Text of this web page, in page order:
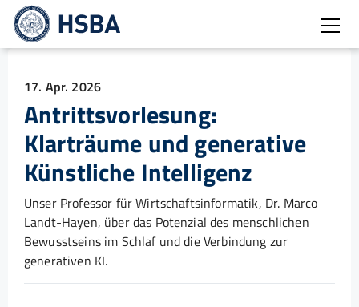
17. Apr. 2026
Antrittsvorlesung:
Klarträume und generative
Künstliche Intelligenz
Unser Professor für Wirtschaftsinformatik, Dr. Marco
Landt-Hayen, über das Potenzial des menschlichen
Bewusstseins im Schlaf und die Verbindung zur
generativen KI.